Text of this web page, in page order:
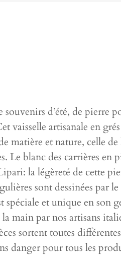
d’été, de pierre
vaisselle artisanale en
matière et nature, celle de
Le blanc des carrières en
la légèreté de cette
sont dessinées par
spéciale et unique en son
main par nos artisans
sortent toutes
danger pour tous les